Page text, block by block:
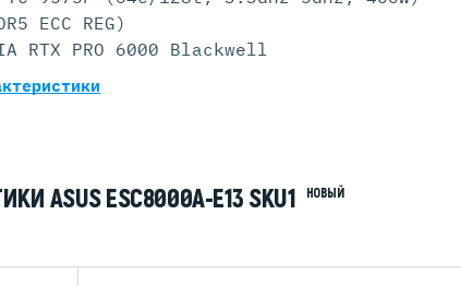
ECC REG)
RTX PRO 6000 Blackwell
ASUS ESC8000A-E13 SKU1 НОВЫЙ